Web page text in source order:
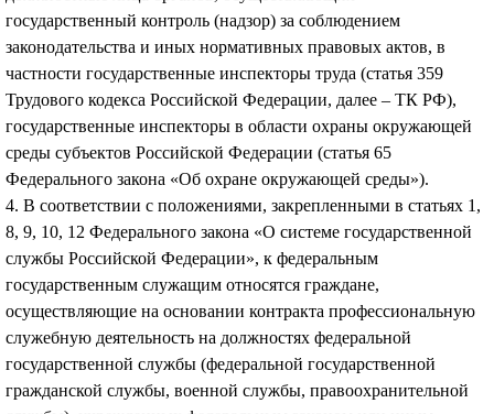
государственный контроль (надзор) за соблюдением
законодательства и иных нормативных правовых актов, в
частности государственные инспекторы труда (статья 359
Трудового кодекса Российской Федерации, далее – ТК РФ),
государственные инспекторы в области охраны окружающей
среды субъектов Российской Федерации (статья 65
Федерального закона «Об охране окружающей среды»).
4. В соответствии с положениями, закрепленными в статьях 1,
8, 9, 10, 12 Федерального закона «О системе государственной
службы Российской Федерации», к федеральным
государственным служащим относятся граждане,
осуществляющие на основании контракта профессиональную
служебную деятельность на должностях федеральной
государственной службы (федеральной государственной
гражданской службы, военной службы, правоохранительной